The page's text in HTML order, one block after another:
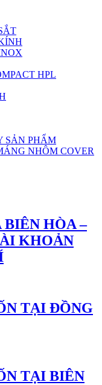
HPL
SẢN PHẨM
NHÔM COVER
HÒA –
KHOẢN
TẠI ĐỒNG
TẠI BIÊN